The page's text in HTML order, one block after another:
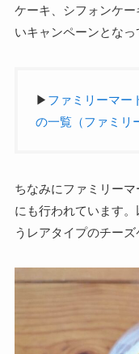
ケーキ、シフォンケ
いキャンペーンとなっ
▶ ファミリーマー
の一覧（ファミリ
ちなみにファミリー
にも行われています
うレアタイプのチーズ